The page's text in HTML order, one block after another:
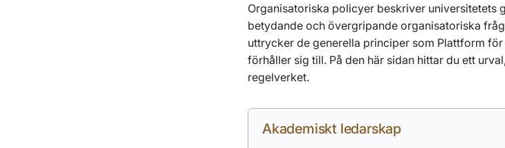
Organisatoriska policyer beskriver universitetets
betydande och övergripande organisatoriska
uttrycker de generella principer som Plattform
förhåller sig till. På den här sidan hittar du ett
regelverket.
Akademiskt ledarskap